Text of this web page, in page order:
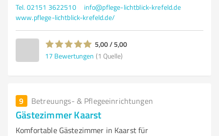
Tel. 02151 3622510
info@pflege-lichtblick-krefeld.de
www.pflege-lichtblick-krefeld.de/
5,00 / 5,00
17 Bewertungen (1 Quelle)
9 Betreuungs- & Pflegeeinrichtungen
Gästezimmer Kaarst
Komfortable Gästezimmer in Kaarst für